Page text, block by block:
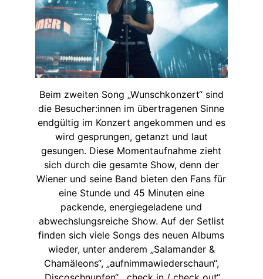
Beim zweiten Song „Wunschkonzert“ sind
die Besucher:innen im übertragenen Sinne
endgültig im Konzert angekommen und es
wird gesprungen, getanzt und laut
gesungen. Diese Momentaufnahme zieht
sich durch die gesamte Show, denn der
Wiener und seine Band bieten den Fans für
eine Stunde und 45 Minuten eine
packende, energiegeladene und
abwechslungsreiche Show. Auf der Setlist
finden sich viele Songs des neuen Albums
wieder, unter anderem „Salamander &
Chamäleons“, „aufnimmawiederschaun“,